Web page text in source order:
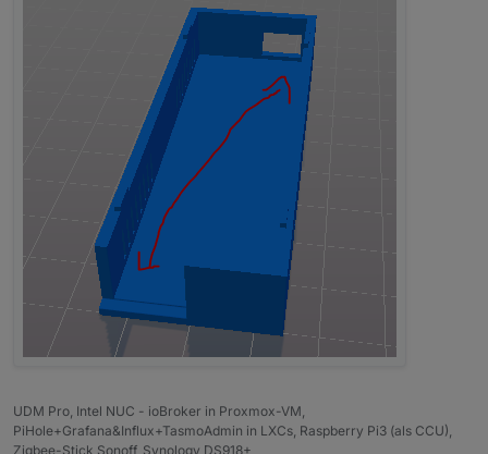
UDM Pro, Intel NUC - ioBroker in Proxmox-VM,
PiHole+Grafana&Influx+TasmoAdmin in LXCs, Raspberry Pi3 (als CCU),
Zigbee-Stick Sonoff, Synology DS918+